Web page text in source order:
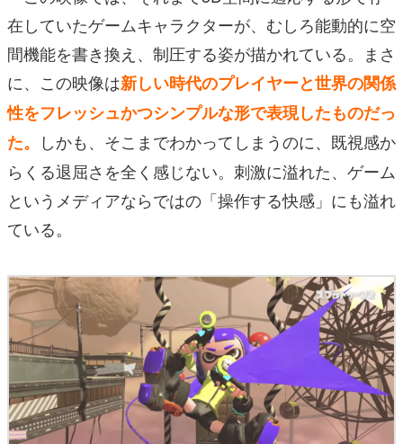
在していたゲームキャラクターが、むしろ能動的に空
間機能を書き換え、制圧する姿が描かれている。まさ
に、この映像は新しい時代のプレイヤーと世界の関係
性をフレッシュかつシンプルな形で表現したものだっ
た。 しかも、そこまでわかってしまうのに、既視感か
らくる退屈さを全く感じない。刺激に溢れた、ゲーム
というメディアならではの「操作する快感」にも溢れ
ている。